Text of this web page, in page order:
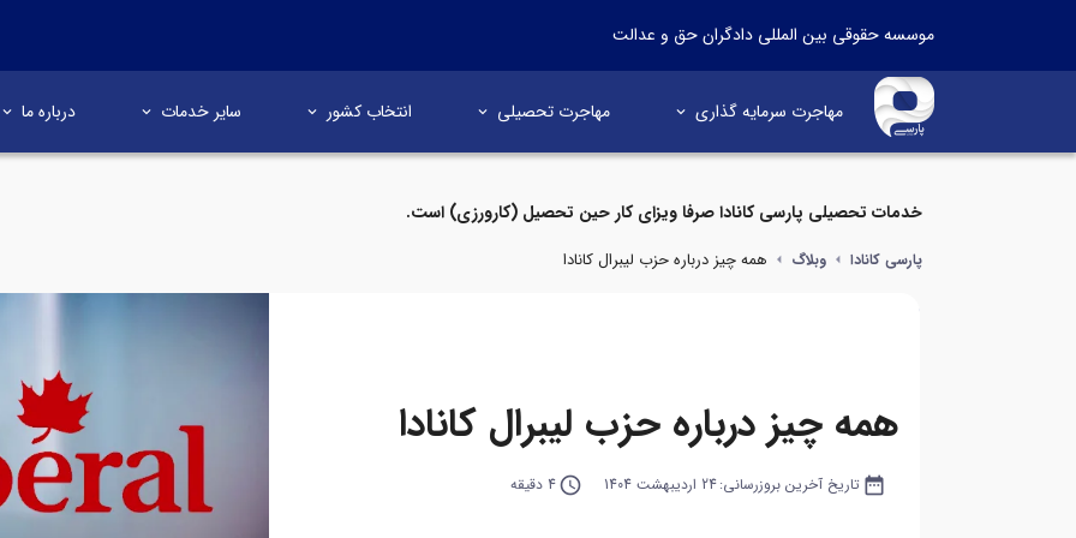
موسسه حقوقی بین المللی دادگران حق و عدالت
مهاجرت سرمایه گذاری مهاجرت تحصیلی انتخاب کشور سایر خدمات درباره ما
خدمات تحصیلی پارسی کانادا صرفا ویزای کار حین تحصیل (کارورزی) است.
پارسی کانادا وبلاگ همه چیز درباره حزب لیبرال کانادا
همه چیز درباره حزب لیبرال کانادا
date_range تاریخ آخرین بروزرسانی:24 اردیبهشت 1404 query_builder4 دقیقه